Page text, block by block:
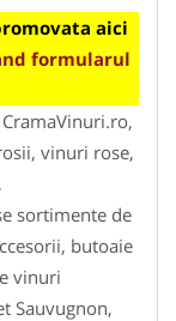
aici
formularul
vinuri rose,
sortimente de
butoaie
vinuri
Sauvugnon,